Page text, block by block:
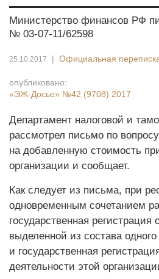
Министерство финансов РФ
№ 03-07-11/62598
25.10.2017 | Официальная
опубликовано:
«ЭЖ-Досье» №42 (9708) 2017
Департамент налоговой и
рассмотрел письмо по
на добавленную стоимость
организации и сообщает.
Как следует из письма, при
одновременным сочетанием
государственная регистрация
выделенной из состава
и государственная
деятельности этой